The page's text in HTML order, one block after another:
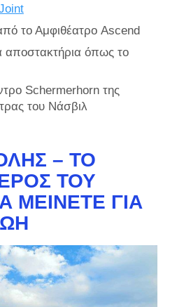
το Αμφιθέατρο Ascend
αποστακτήρια όπως το
Schermerhorn της
του Νάσβιλ
– ΤΟ
ΤΟΥ
ΜΕΊΝΕΤΕ ΓΙΑ